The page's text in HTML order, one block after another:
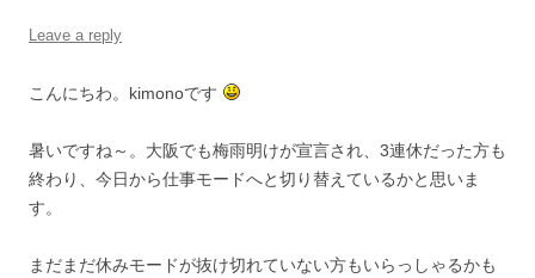
Leave a reply
こんにちわ。kimonoです
暑いですね～。大阪でも梅雨明けが宣言され、3連休だった方も
終わり、今日から仕事モードへと切り替えているかと思いま
す。
まだまだ休みモードが抜け切れていない方もいらっしゃるかも